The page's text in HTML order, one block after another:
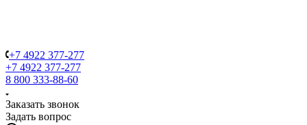
+7 4922 377-277
+7 4922 377-277
8 800 333-88-60
Заказать звонок
Задать вопрос